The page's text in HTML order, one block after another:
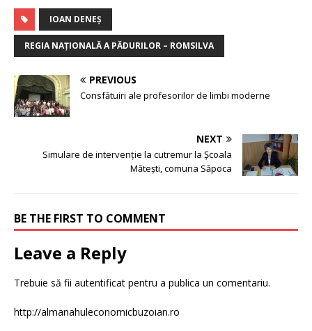
IOAN DENEȘ
REGIA NAȚIONALĂ A PĂDURILOR – ROMSILVA
PREVIOUS
Consfătuiri ale profesorilor de limbi moderne
NEXT
Simulare de intervenție la cutremur la Școala
Mătești, comuna Săpoca
BE THE FIRST TO COMMENT
Leave a Reply
Trebuie să fii autentificat pentru a publica un comentariu.
http://almanahuleconomicbuzoian.ro